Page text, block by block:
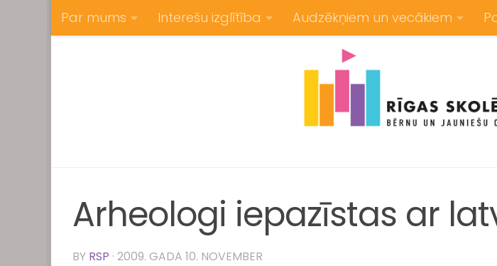
Skip to content
Par mums Interešu izglītība Audzēkņiem un vecākiem
Arheologi iepazīstas ar
BY RSP · 2009. GADA 10. NOVEMBER